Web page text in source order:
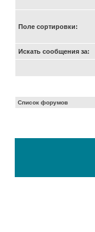
Поле сортировки:
Искать сообщения за:
Список форумов